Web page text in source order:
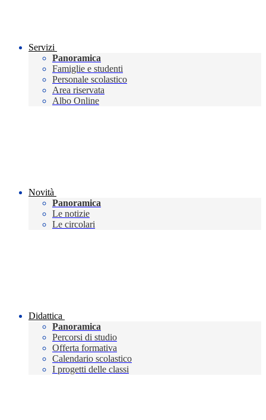
Servizi
Panoramica
Famiglie e studenti
Personale scolastico
Area riservata
Albo Online
Novità
Panoramica
Le notizie
Le circolari
Didattica
Panoramica
Percorsi di studio
Offerta formativa
Calendario scolastico
I progetti delle classi